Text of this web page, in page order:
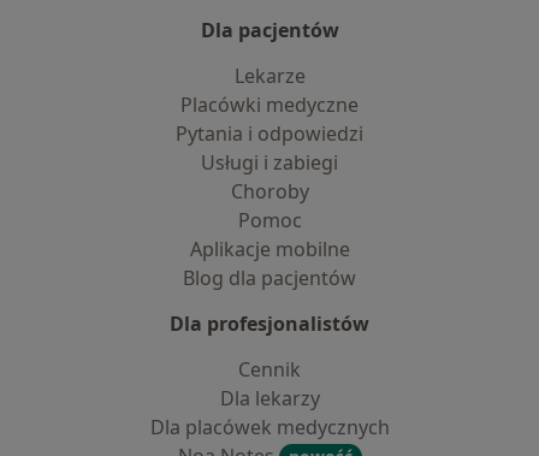
Dla pacjentów
Lekarze
Placówki medyczne
Pytania i odpowiedzi
Usługi i zabiegi
Choroby
Pomoc
Aplikacje mobilne
Blog dla pacjentów
Dla profesjonalistów
Cennik
Dla lekarzy
Dla placówek medycznych